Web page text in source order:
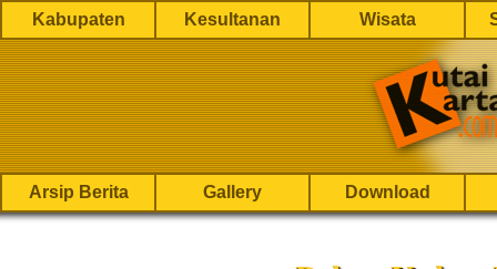
Kabupaten Kesultanan Wisata
Arsip Berita Gallery Download